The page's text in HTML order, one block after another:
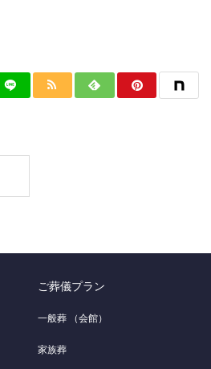
ご葬儀プラン
一般葬 （会館）
家族葬